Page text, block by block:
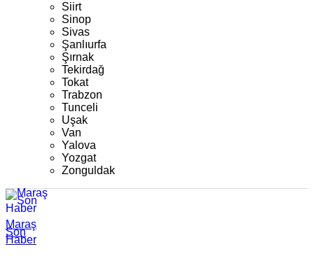
Siirt
Sinop
Sivas
Şanlıurfa
Şırnak
Tekirdağ
Tokat
Trabzon
Tunceli
Uşak
Van
Yalova
Yozgat
Zonguldak
Maraş
Son
Haber